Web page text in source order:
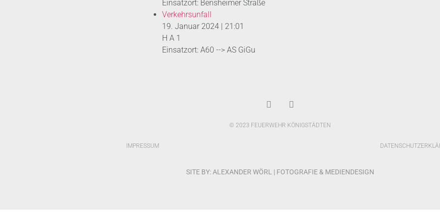
Einsatzort: Bensheimer Straße
Verkehrsunfall
19. Januar 2024 | 21:01
H A 1
Einsatzort: A60 --> AS GiGu
© 2023 FEUERWEHR KÖNIGSTÄDTEN
IMPRESSUM
SITE BY: ALEXANDER WÖRL | FOTOGRAFIE & MEDIENDESIGN